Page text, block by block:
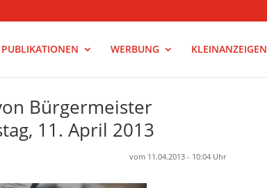
PUBLIKATIONEN WERBUNG KLEINANZEIGEN
Bürgermeister
11. April 2013
vom 11.04.2013 - 10:04 Uhr